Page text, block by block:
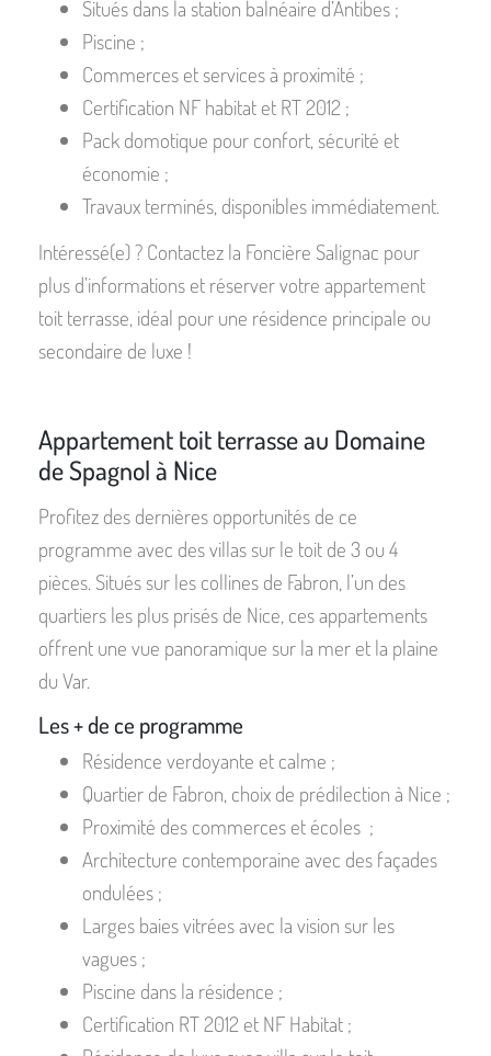
Situés dans la station balnéaire d’Antibes ;
Piscine ;
Commerces et services à proximité ;
Certification NF habitat et RT 2012 ;
Pack domotique pour confort, sécurité et
économie ;
Travaux terminés, disponibles immédiatement.
Intéressé(e) ? Contactez la Foncière Salignac pour
plus d’informations et réserver votre appartement
toit terrasse, idéal pour une résidence principale ou
secondaire de luxe !
Appartement toit terrasse au Domaine
de Spagnol à Nice
Profitez des dernières opportunités de ce
programme avec des villas sur le toit de 3 ou 4
pièces. Situés sur les collines de Fabron, l’un des
quartiers les plus prisés de Nice, ces appartements
offrent une vue panoramique sur la mer et la plaine
du Var.
Les + de ce programme
Résidence verdoyante et calme ;
Quartier de Fabron, choix de prédilection à Nice ;
Proximité des commerces et écoles ;
Architecture contemporaine avec des façades
ondulées ;
Larges baies vitrées avec la vision sur les
vagues ;
Piscine dans la résidence ;
Certification RT 2012 et NF Habitat ;